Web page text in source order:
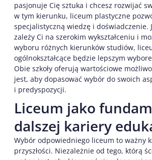
pasjonuje Cię sztuka i chcesz rozwijać
w tym kierunku, liceum plastyczne
specjalistyczną wiedzę i doświadczenie.
zależy Ci na szerokim wykształceniu i
wyboru różnych kierunków studiów,
ogólnokształcące będzie lepszym
Obie szkoły oferują wartościowe
jest, aby dopasować wybór do swoich
i predyspozycji.
Liceum jako
dalszej kariery
Wybór odpowiedniego liceum to ważny
przyszłości. Niezależnie od tego, którą